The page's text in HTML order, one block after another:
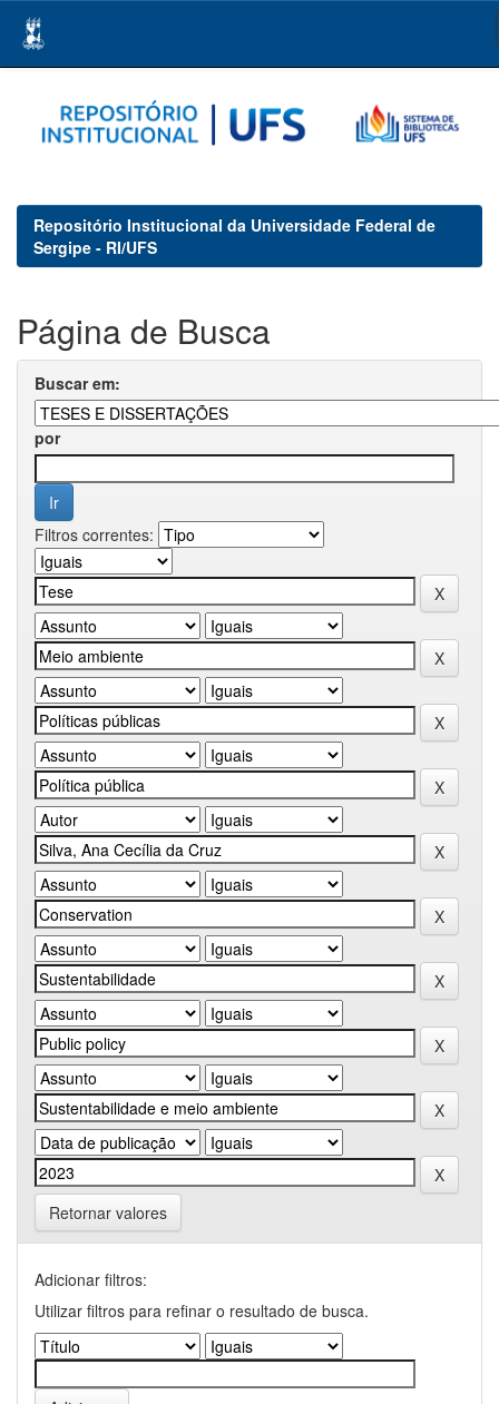
navigation
Repositório Institucional da Universidade Federal de
Sergipe - RI/UFS
Página de Busca
Buscar em:
por
Filtros correntes:
Retornar valores
Adicionar filtros:
Utilizar filtros para refinar o resultado de busca.